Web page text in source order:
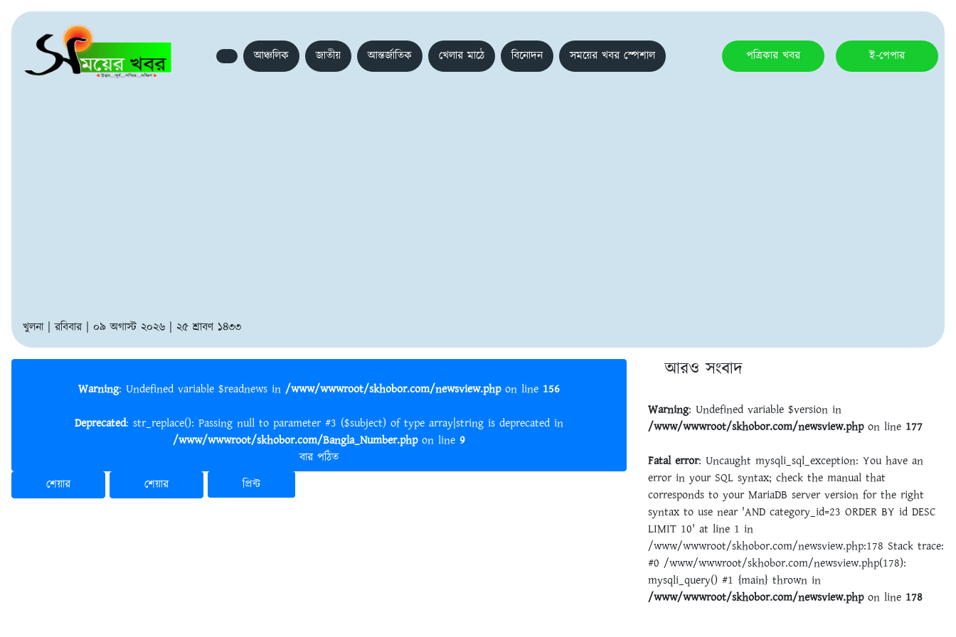
আঞ্চলিক জাতীয় আন্তর্জাতিক খেলার মাঠে বিনোদন সময়ের খবর স্পেশাল পত্রিকার খবর ই-পেপার
খুলনা | রবিবার | ০৯ অগাস্ট ২০২৬ | ২৫ শ্রাবণ ১৪৩৩
Warning : Undefined variable $readnews in /www/wwwroot/skhobor.com/newsview.phpon line 156
Deprecated : str_replace(): Passing null to parameter #3 ($subject) of type array|string is deprecated in
/www/wwwroot/skhobor.com/Bangla_Number.phpon line 9
বার পঠিত
শেয়ার
শেয়ার প্রিন্ট
আরও সংবাদ
Warning: Undefined variable $version in
/www/wwwroot/skhobor.com/newsview.phpon line 177
Fatal error: Uncaught mysqli_sql_exception: You have an
error in your SQL syntax; check the manual that
corresponds to your MariaDB server version for the right
syntax to use near 'AND category_id=23 ORDER BY id DESC
LIMIT 10' at line 1 in
/www/wwwroot/skhobor.com/newsview.php:178 Stack trace:
#0 /www/wwwroot/skhobor.com/newsview.php(178):
mysqli_query() #1 {main} thrown in
/www/wwwroot/skhobor.com/newsview.phpon line 178